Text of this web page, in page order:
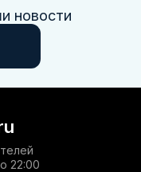
новости
22:00